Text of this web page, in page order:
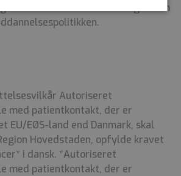
Det sikres blandt andet gennem
Autoriseret
med patientkontakt, der er
EU/EØS-land end Danmark, skal
Hovedstaden, opfylde kravet
i dansk. *Autoriseret
med patientkontakt, der er